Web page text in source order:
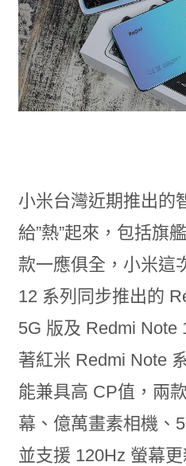
小米台灣近期推出的
給”熱”起來，包括旗
款一應俱全，小米這
12 系列同步推出的
5G 版及 Redmi Note
著紅米 Redmi Note
能兼具高 CP值，兩
幕、億萬畫素相機、
並支援 120Hz 螢幕